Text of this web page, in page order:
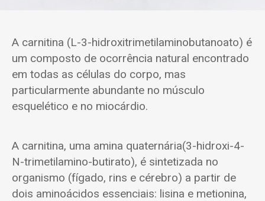
A carnitina (L-3-hidroxitrimetilaminobutanoato) é
um composto de ocorrência natural encontrado
em todas as células do corpo, mas
particularmente abundante no músculo
esquelético e no miocárdio.
A carnitina, uma amina quaternária(3-hidroxi-4-
N-trimetilamino-butirato), é sintetizada no
organismo (fígado, rins e cérebro) a partir de
dois aminoácidos essenciais: lisina e metionina,